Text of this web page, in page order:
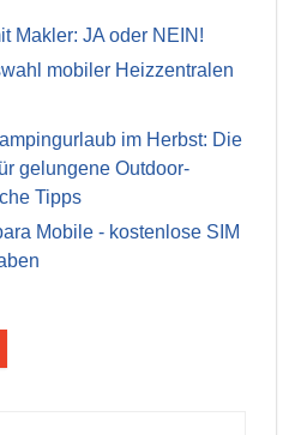
Makler: JA oder NEIN!
mobiler Heizzentralen
im Herbst: Die
gelungene Outdoor-
Tipps
Mobile - kostenlose SIM